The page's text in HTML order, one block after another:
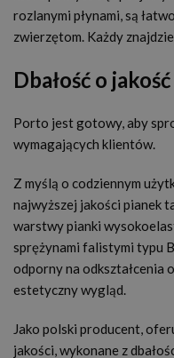
rozlanymi płynami, są
zwierzętom. Każdy
Dbałość o jakość
Porto jest gotowy, aby
wymagających klientów.
Z myślą o codziennym
najwyższej jakości pianek
warstwy pianki
sprężynami falistymi typu
odporny na odkształcenia
estetyczny wygląd.
Jako polski producent,
jakości, wykonane z